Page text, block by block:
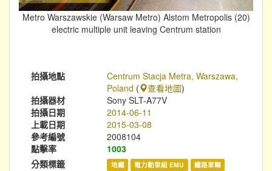
Metro Warszawskie (Warsaw Metro) Alstom Metropolis (20)
electric multiple unit leaving Centrum station
拍攝地點
Centrum Stacja Metra, Warszawa,
Poland ( 查看地圖)
拍攝器材
Sony SLT-A77V
拍攝日期
2014-06-11
上載日期
2015-03-08
參考編號
2008104
點擊率
1003
分類標籤
地鐵 電力動車組 EMU
鐵路車輛